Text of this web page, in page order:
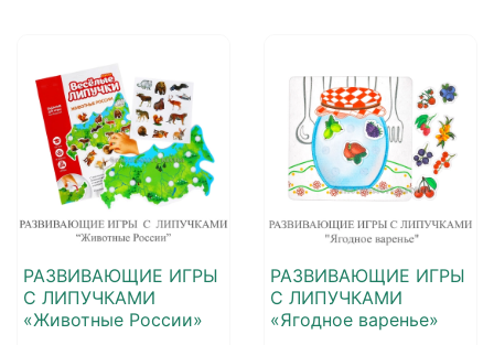
РАЗВИВАЮЩИЕ ИГРЫ
С ЛИПУЧКАМИ
«Животные России»
РАЗВИВАЮЩИЕ ИГРЫ
С ЛИПУЧКАМИ
«Ягодное варенье»